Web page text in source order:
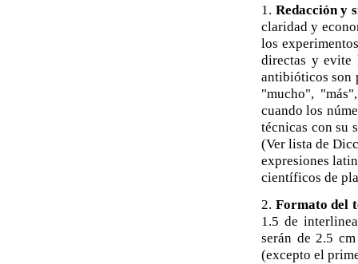
1. Redacción y
claridad y
los
directas y evite
antibióticos son
"mucho",
cuando los
técnicas con su
(Ver lista de
expresiones
científicos de
2. Formato del
1.5 de
serán de 2.5
(excepto el